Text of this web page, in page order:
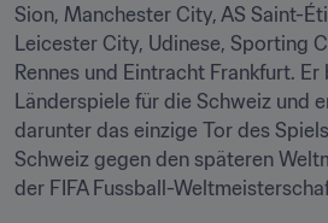
Sion, Manchester City, AS Saint-
Leicester City, Udinese, Sporting
Rennes und Eintracht Frankfurt.
Länderspiele für die Schweiz und
darunter das einzige Tor des
Schweiz gegen den späteren
der FIFA Fussball-